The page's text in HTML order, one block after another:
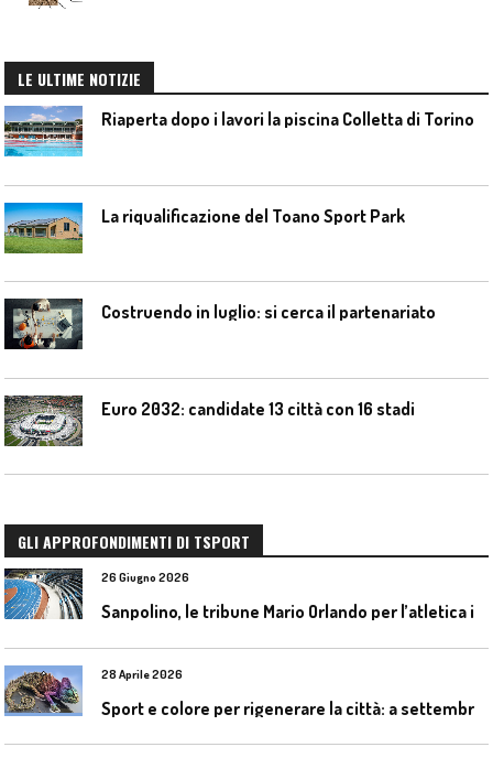
LE ULTIME NOTIZIE
Riaperta dopo i lavori la piscina Colletta di Torino
La riqualificazione del Toano Sport Park
Costruendo in luglio: si cerca il partenariato
Euro 2032: candidate 13 città con 16 stadi
GLI APPROFONDIMENTI DI TSPORT
26 Giugno 2026
28 Aprile 2026